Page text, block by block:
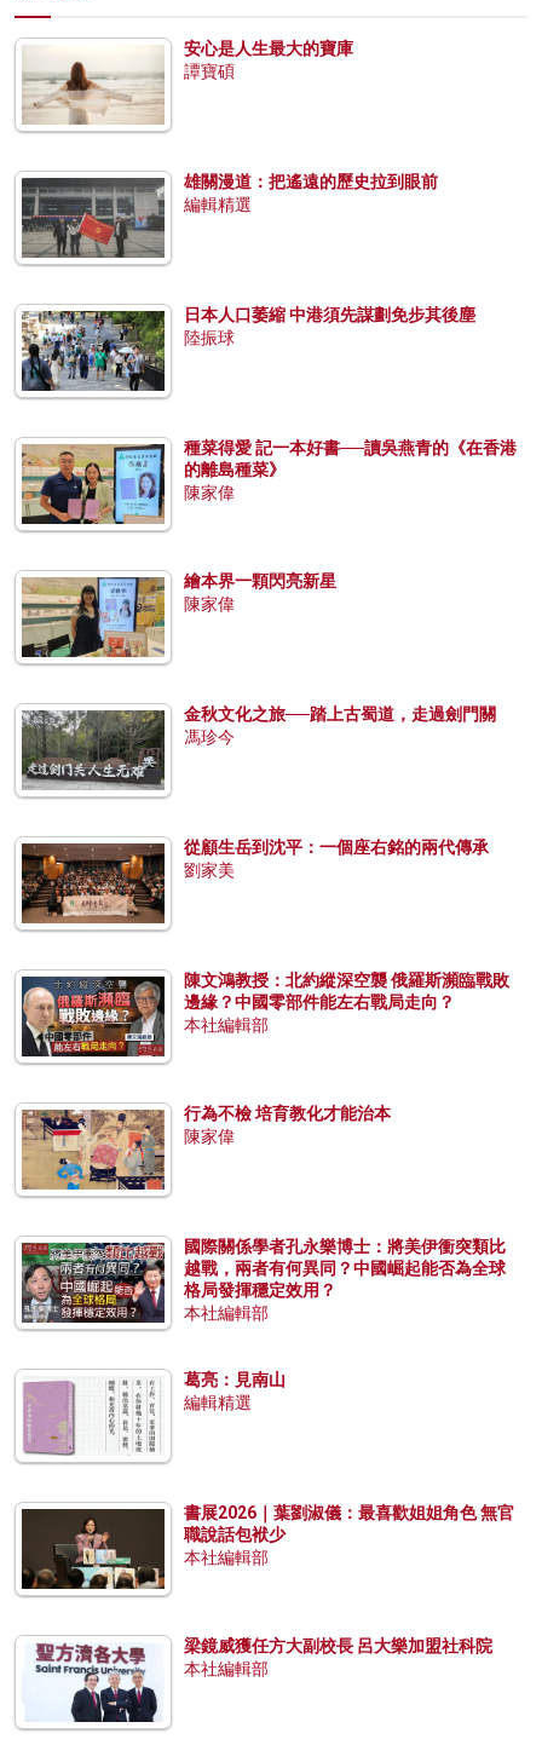
安心是人生最大的寶庫
譚寶碩
雄關漫道：把遙遠的歷史拉到眼前
編輯精選
日本人口萎縮 中港須先謀劃免步其後塵
陸振球
種菜得愛 記一本好書──讀吳燕青的《在香港
的離島種菜》
陳家偉
繪本界一顆閃亮新星
陳家偉
金秋文化之旅──踏上古蜀道，走過劍門關
馮珍今
從顧生岳到沈平：一個座右銘的兩代傳承
劉家美
陳文鴻教授：北約縱深空襲 俄羅斯瀕臨戰敗
邊緣？中國零部件能左右戰局走向？
本社編輯部
行為不檢 培育教化才能治本
陳家偉
國際關係學者孔永樂博士：將美伊衝突類比
越戰，兩者有何異同？中國崛起能否為全球
格局發揮穩定效用？
本社編輯部
葛亮：見南山
編輯精選
書展2026｜葉劉淑儀：最喜歡姐姐角色 無官
職說話包袱少
本社編輯部
梁鏡威獲任方大副校長 呂大樂加盟社科院
本社編輯部